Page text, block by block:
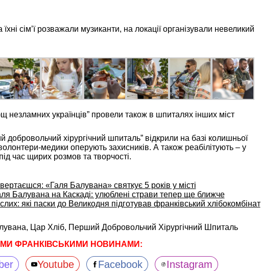
сім’ї розважали музиканти, на локації організували невеликий
незламних українців” провели також в шпиталях інших міст
хірургічний шпиталь” відкрили на базі колишньої
волонтери-медики оперують захисників. А також реабілітують – у
час щирих розмов та творчості.
«Галя Балувана» святкує 5 років у місті
Балувана на Каскаді: улюблені страви тепер ще ближче
які паски до Великодня підготував франківський хлібокомбінат
Цар Хліб, Перший Добровольчий Хірургічний Шпиталь
ФРАНКІВСЬКИМИ НОВИНАМИ:
Youtube Facebook Instagram